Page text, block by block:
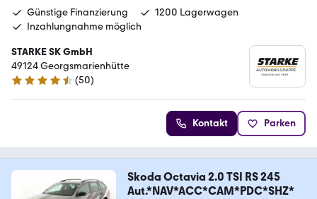
Günstige Finanzierung
1200 Lagerwagen
Inzahlungnahme möglich
STARKE SK GmbH
49124 Georgsmarienhütte
4.7 Sterne
(50)
Kontakt Parken
Skoda Octavia 2.0 TSI RS 245
Aut.*NAV*ACC*CAM*PDC*SHZ*